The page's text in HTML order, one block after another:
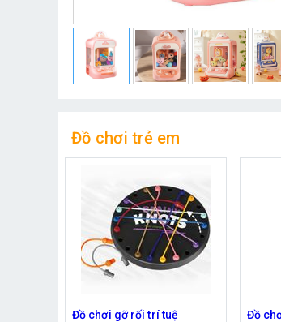
Đồ chơi trẻ em
Đồ chơi bạch tuộc nhảy
Robot